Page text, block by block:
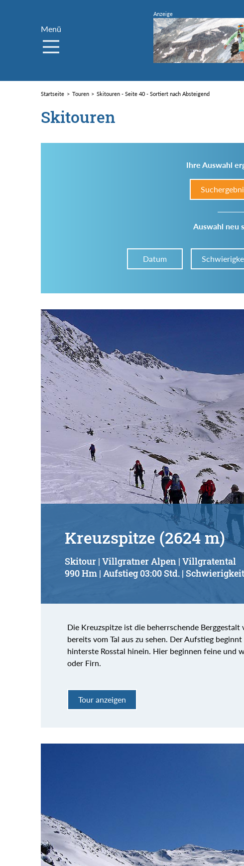
Menü
Startseite Touren Skitouren - Seite 40 - Sortiert nach Absteigend
Skitouren
Ihre Auswahl
Auswahl neu
Datum
Im Tourenarchiv suchen
Land:
Region:
Gebirge:
Suchbegriff:
Kreuzspitze (2624 m)
Skitour | Villgratner Alpen | Villgratental
990 Hm | Aufstieg 03:00 Std. |
Die Kreuzspitze ist die beherrschende
bereits vom Tal aus zu sehen. Der Aufstieg
hinterste Rosstal hinein. Hier beginnen feine und
oder Firn.
Tour anzeigen